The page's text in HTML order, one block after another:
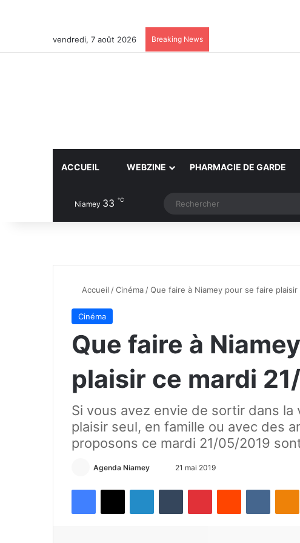
vendredi, 7 août 2026 Breaking News
ACCUEIL WEBZINE PHARMACIE DE GARDE
Niamey 33 ℃ Article Aléatoire
Switch skin
Accueil /Cinéma/Que faire à Niamey pour se faire
Cinéma
Que faire à
plaisir ce mardi
Si vous avez envie de sortir dans
plaisir seul, en famille ou avec des
proposons ce mardi 21/05/2019
Agenda Niamey
o
21 mai 2019